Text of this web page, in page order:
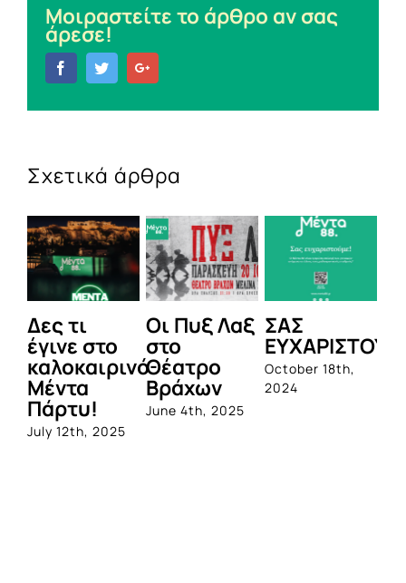
Μοιραστείτε το άρθρο αν σας
άρεσε!
FacebookTwitter
Σχετικά άρθρα
Δες τι
έγινε στο
καλοκαιρινό
Μέντα
Πάρτυ!
July 12th, 2025
Οι Πυξ Λαξ
στο
Θέατρο
Βράχων
June 4th, 2025
ΣΑΣ
October 18th,
2024